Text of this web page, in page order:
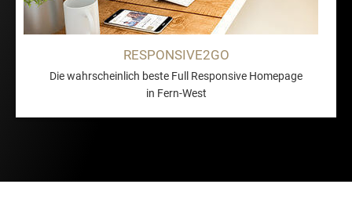
RESPONSIVE2GO
Die wahrscheinlich beste Full Responsive Homepage
in Fern-West